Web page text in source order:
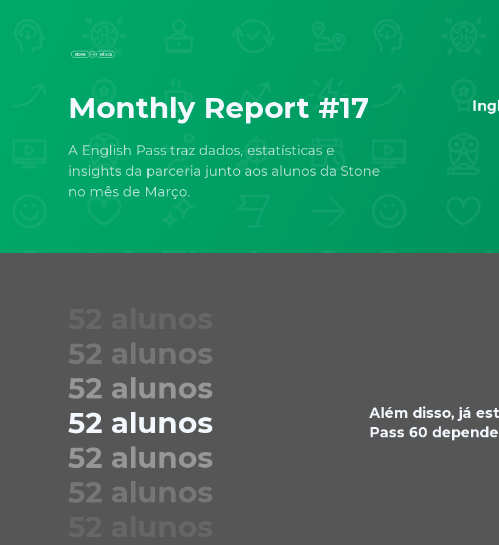
Monthly Report #17
A English Pass traz dados, estatísticas e
insights da parceria junto aos alunos da Stone
no mês de Março.
52 alunos
52 alunos
52 alunos
52 alunos
52 alunos
Além disso, já
Pass 60